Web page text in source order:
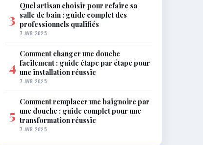
3
Quel artisan choisir pour refaire sa
salle de bain : guide complet des
professionnels qualifiés
7 AVR 2025
4
Comment changer une douche
facilement : guide étape par étape pour
une installation réussie
7 AVR 2025
5
Comment remplacer une baignoire par
une douche : guide complet pour une
transformation réussie
7 AVR 2025